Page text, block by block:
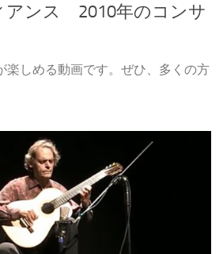
アンス 2010年のコンサ
楽しめる動画です。ぜひ、多くの方